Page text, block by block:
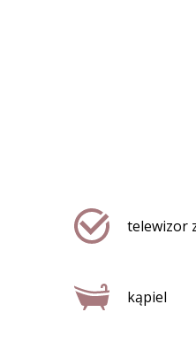
telewizor
kąpiel